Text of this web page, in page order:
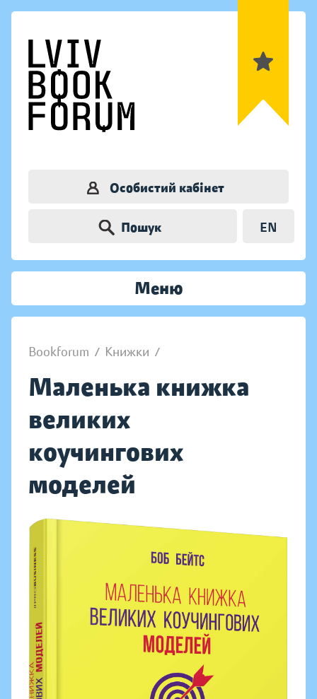
Особистий кабінет
Пошук EN
Меню
Bookforum / Книжки /
Маленька книжка
великих
коучингових
моделей